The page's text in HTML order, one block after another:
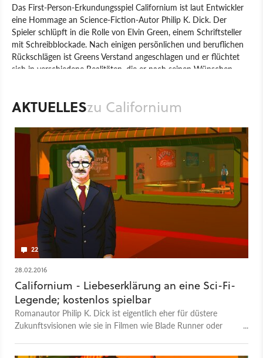
Das First-Person-Erkundungsspiel Californium ist laut Entwickler
eine Hommage an Science-Fiction-Autor Philip K. Dick. Der
Spieler schlüpft in die Rolle von Elvin Green, einem Schriftsteller
mit Schreibblockade. Nach einigen persönlichen und beruflichen
Rückschlägen ist Greens Verstand angeschlagen und er flüchtet
sich in verschiedene Realitäten, die er nach seinen Wünschen
Spiel PC Adventure ARTE France
AKTUELLESzu Californium
22
28.02.2016
Californium - Liebeserklärung an eine Sci-Fi-
Legende; kostenlos spielbar
Romanautor Philip K. Dick ist eigentlich eher für düstere
Zukunftsvisionen wie sie in Filmen wie Blade Runner oder